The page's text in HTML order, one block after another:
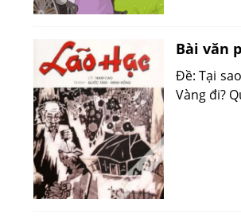
Bài văn
Đề: Tại
Vàng đi?